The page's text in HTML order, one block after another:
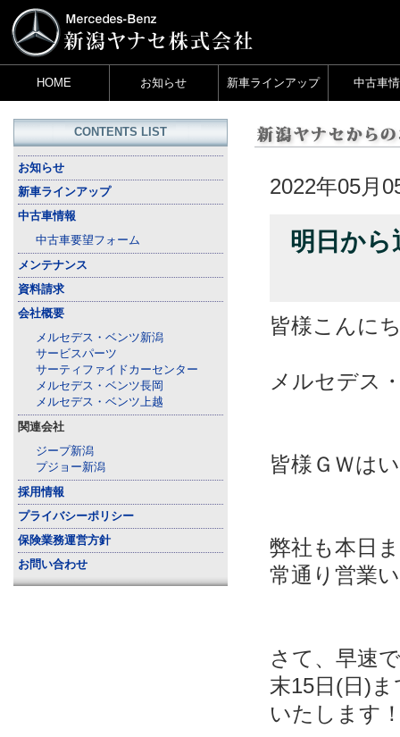
HOME お知らせ 新車ラインアップ 中古車
2022年05月
明日か
皆様こんに
メルセデス
皆様ＧＷは
弊社も本日
常通り営業
さて、早速
末15日(日)
いたします
CONTENTS LIST
お知らせ
新車ラインアップ
中古車情報
中古車要望フォーム
メンテナンス
資料請求
会社概要
メルセデス・ベンツ新潟
サービスパーツ
サーティファイドカーセンター
メルセデス・ベンツ長岡
メルセデス・ベンツ上越
関連会社
ジープ新潟
プジョー新潟
採用情報
プライバシーポリシー
保険業務運営方針
お問い合わせ